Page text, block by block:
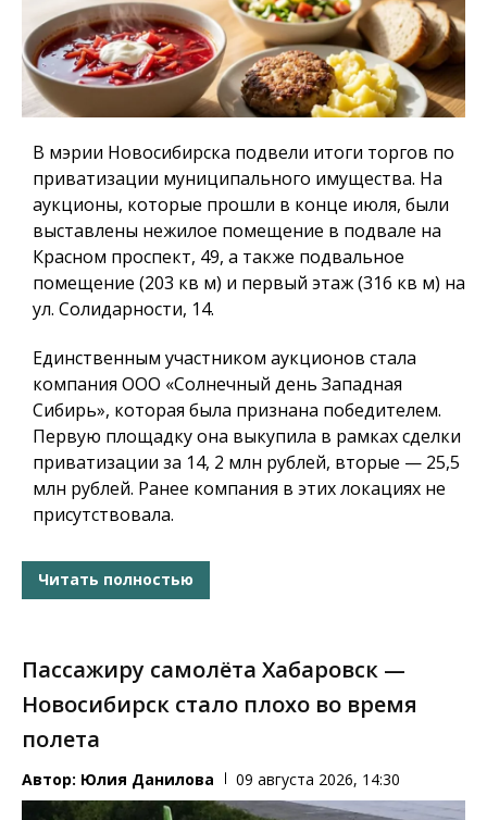
В мэрии Новосибирска подвели итоги торгов по
приватизации муниципального имущества. На
аукционы, которые прошли в конце июля, были
выставлены нежилое помещение в подвале на
Красном проспект, 49, а также подвальное
помещение (203 кв м) и первый этаж (316 кв м) на
ул. Солидарности, 14.
Единственным участником аукционов стала
компания ООО «Солнечный день Западная
Сибирь», которая была признана победителем.
Первую площадку она выкупила в рамках сделки
приватизации за 14, 2 млн рублей, вторые — 25,5
млн рублей. Ранее компания в этих локациях не
присутствовала.
Читать полностью
Пассажиру самолёта Хабаровск —
Новосибирск стало плохо во время
полета
Автор: Юлия Данилова 09 августа 2026, 14:30